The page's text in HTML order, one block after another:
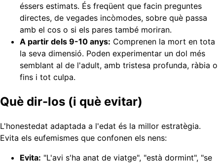
éssers estimats. És freqüent que facin preguntes
directes, de vegades incòmodes, sobre què passa
amb el cos o si els pares també moriran.
A partir dels 9-10 anys: Comprenen la mort en tota
la seva dimensió. Poden experimentar un dol més
semblant al de l'adult, amb tristesa profunda, ràbia o
fins i tot culpa.
Què dir-los (i què evitar)
L'honestedat adaptada a l'edat és la millor estratègia.
Evita els eufemismes que confonen els nens:
Evita: "L'avi s'ha anat de viatge", "està dormint", "se